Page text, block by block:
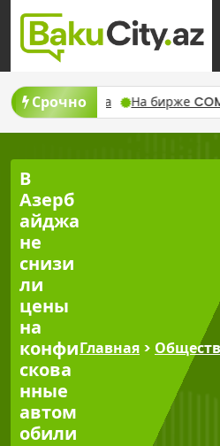
Skip
content
Срочно
шехида На бирже
В
Азерб
айджа
не
снизи
ли
цены
на
конфи
скова
нные
автом
обили
Главная >